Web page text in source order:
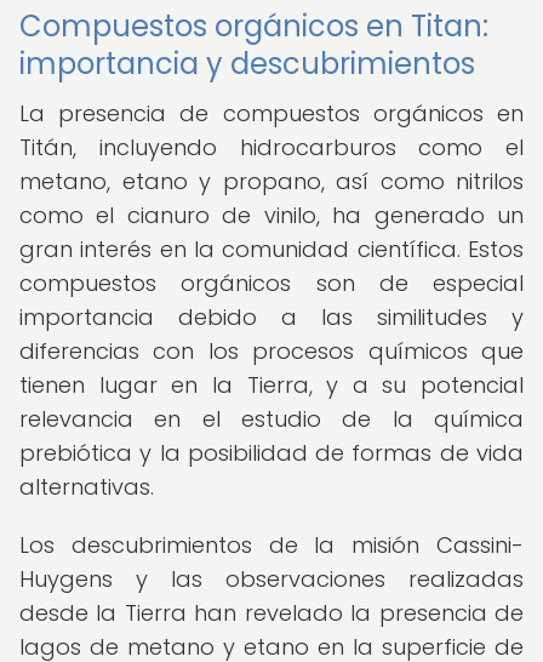
Compuestos orgánicos en Titan:
importancia y descubrimientos
La presencia de compuestos orgánicos en
Titán, incluyendo hidrocarburos como el
metano, etano y propano, así como nitrilos
como el cianuro de vinilo, ha generado un
gran interés en la comunidad científica. Estos
compuestos orgánicos son de especial
importancia debido a las similitudes y
diferencias con los procesos químicos que
tienen lugar en la Tierra, y a su potencial
relevancia en el estudio de la química
prebiótica y la posibilidad de formas de vida
alternativas.
Los descubrimientos de la misión Cassini-
Huygens y las observaciones realizadas
desde la Tierra han revelado la presencia de
lagos de metano y etano en la superficie de